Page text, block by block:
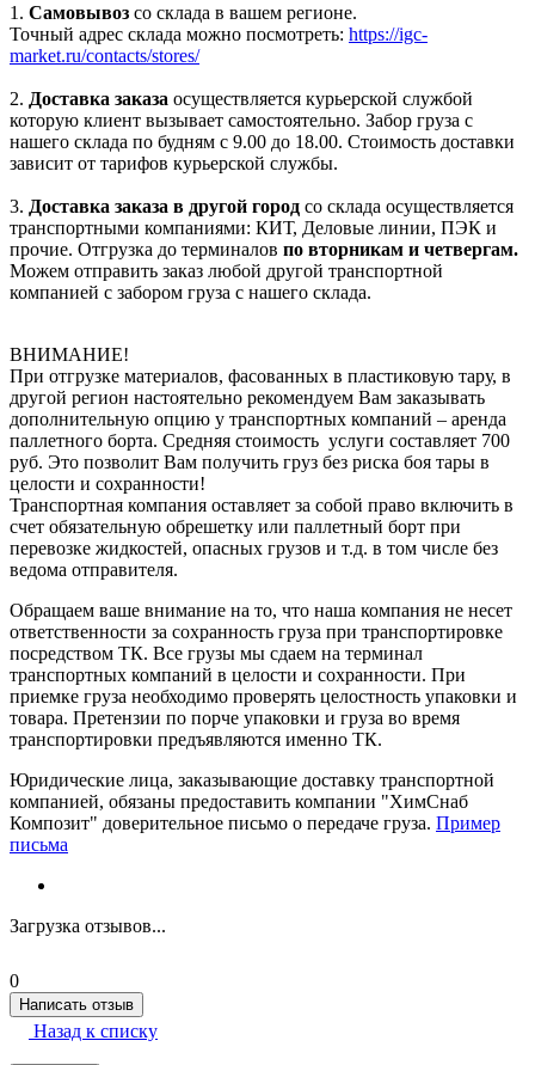
1. Самовывоз со склада в вашем регионе.
Точный адрес склада можно посмотреть: https://igc-
market.ru/contacts/stores/
2. Доставка заказа осуществляется курьерской службой
которую клиент вызывает самостоятельно. Забор груза с
нашего склада по будням с 9.00 до 18.00. Стоимость доставки
зависит от тарифов курьерской службы.
3. Доставка заказа в другой город со склада осуществляется
транспортными компаниями: КИТ, Деловые линии, ПЭК и
прочие. Отгрузка до терминалов по вторникам и четвергам.
Можем отправить заказ любой другой транспортной
компанией с забором груза с нашего склада.
ВНИМАНИЕ!
При отгрузке материалов, фасованных в пластиковую тару, в
другой регион настоятельно рекомендуем Вам заказывать
дополнительную опцию у транспортных компаний – аренда
паллетного борта. Средняя стоимость услуги составляет 700
руб. Это позволит Вам получить груз без риска боя тары в
целости и сохранности!
Транспортная компания оставляет за собой право включить в
счет обязательную обрешетку или паллетный борт при
перевозке жидкостей, опасных грузов и т.д. в том числе без
ведома отправителя.
Обращаем ваше внимание на то, что наша компания не несет
ответственности за сохранность груза при транспортировке
посредством ТК. Все грузы мы сдаем на терминал
транспортных компаний в целости и сохранности. При
приемке груза необходимо проверять целостность упаковки и
товара. Претензии по порче упаковки и груза во время
транспортировки предъявляются именно ТК.
Юридические лица, заказывающие доставку транспортной
компанией, обязаны предоставить компании "ХимСнаб
Композит" доверительное письмо о передаче груза. Пример
письма
Загрузка отзывов...
0
Написать отзыв
Назад к списку